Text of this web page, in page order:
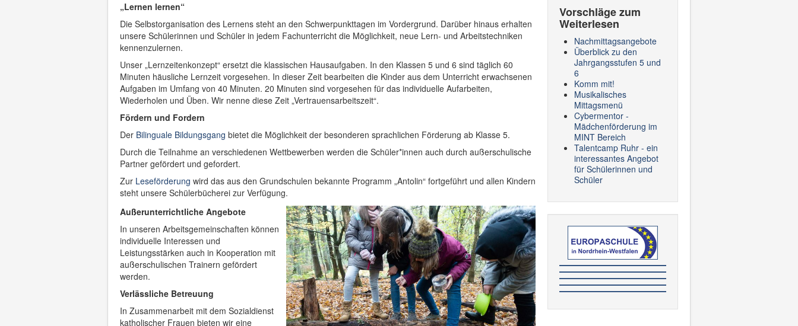
„Lernen lernen“
Die Selbstorganisation des Lernens steht an den Schwerpunkttagen im Vordergrund. Darüber hinaus erhalten
unsere Schülerinnen und Schüler in jedem Fachunterricht die Möglichkeit, neue Lern- und Arbeitstechniken
kennenzulernen.
Unser „Lernzeitenkonzept“ ersetzt die klassischen Hausaufgaben. In den Klassen 5 und 6 sind täglich 60
Minuten häusliche Lernzeit vorgesehen. In dieser Zeit bearbeiten die Kinder aus dem Unterricht erwachsenen
Aufgaben im Umfang von 40 Minuten. 20 Minuten sind vorgesehen für das individuelle Aufarbeiten,
Wiederholen und Üben. Wir nenne diese Zeit „Vertrauensarbeitszeit“.
Fördern und Fordern
Der Bilinguale Bildungsgang bietet die Möglichkeit der besonderen sprachlichen Förderung ab Klasse 5.
Durch die Teilnahme an verschiedenen Wettbewerben werden die Schüler*innen auch durch außerschulische
Partner gefördert und gefordert.
Zur Leseförderung wird das aus den Grundschulen bekannte Programm „Antolin“ fortgeführt und allen Kindern
steht unsere Schülerbücherei zur Verfügung.
Außerunterrichtliche Angebote
In unseren Arbeitsgemeinschaften können
individuelle Interessen und
Leistungsstärken auch in Kooperation mit
außerschulischen Trainern gefördert
werden.
Verlässliche Betreuung
In Zusammenarbeit mit dem Sozialdienst
katholischer Frauen bieten wir eine
Vorschläge zum
Weiterlesen
Nachmittagsangebote
Überblick zu den
Jahrgangsstufen 5 und
6
Komm mit!
Musikalisches
Mittagsmenü
Cybermentor -
Mädchenförderung im
MINT Bereich
Talentcamp Ruhr - ein
interessantes Angebot
für Schülerinnen und
Schüler